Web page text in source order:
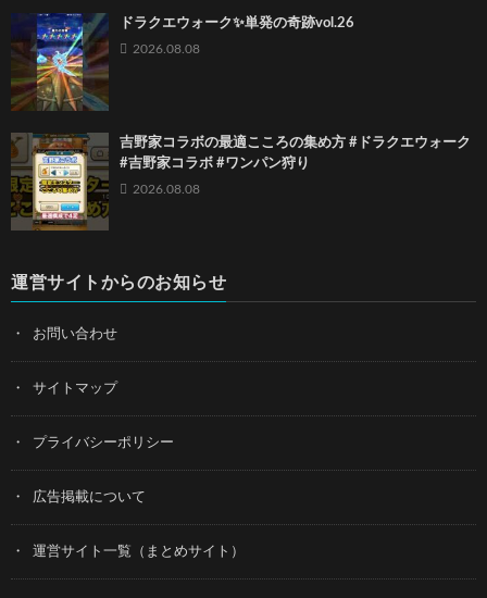
ドラクエウォーク✨単発の奇跡vol.26
2026.08.08
吉野家コラボの最適こころの集め方 #ドラクエウォーク
#吉野家コラボ #ワンパン狩り
2026.08.08
運営サイトからのお知らせ
お問い合わせ
サイトマップ
プライバシーポリシー
広告掲載について
運営サイト一覧（まとめサイト）